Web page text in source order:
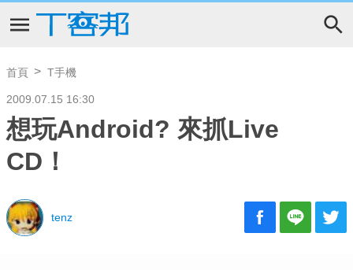
首頁 T手機
2009.07.15 16:30
想玩Android? 來抓Live
CD！
tenz